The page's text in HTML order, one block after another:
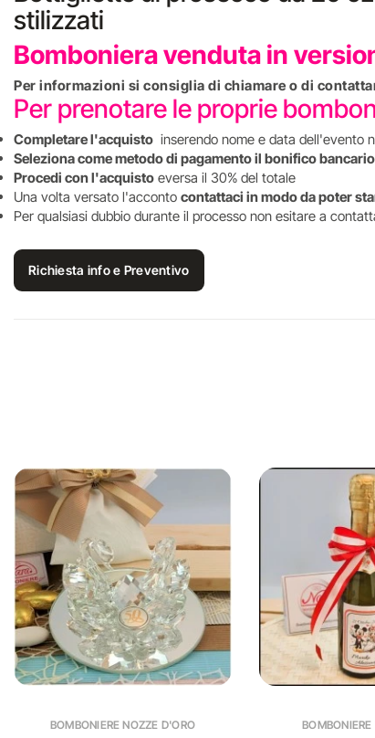
stilizzati
Bomboniera venduta in
Per informazioni si consiglia di chiamare o di
Per prenotare le proprie
Completare l'acquisto inserendo nome e data dell'evento
Seleziona come metodo di pagamento il bonifico bancario
Procedi con l'acquisto eversa il 30% del totale
Una volta versato l'acconto contattaci in modo da poter
Per qualsiasi dubbio durante il processo non esitare a
Richiesta info e Preventivo
BOMBONIERE NOZZE D'ORO